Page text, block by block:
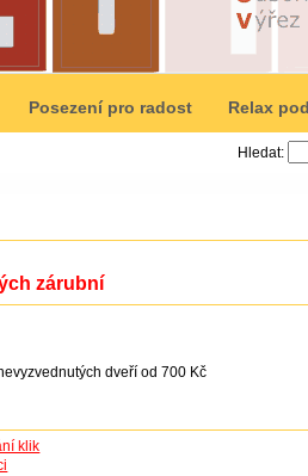
Posezení pro radost Relax
Hledat:
zárubní
dveří od 700 Kč
klik